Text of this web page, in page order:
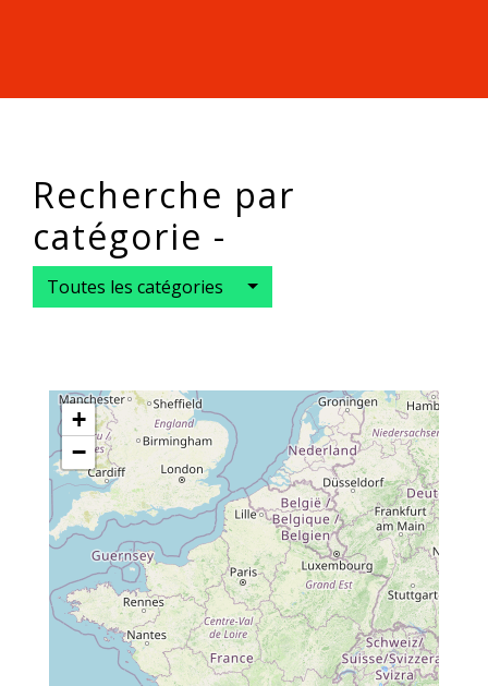
Recherche par
catégorie -
Toutes les catégories
+
−